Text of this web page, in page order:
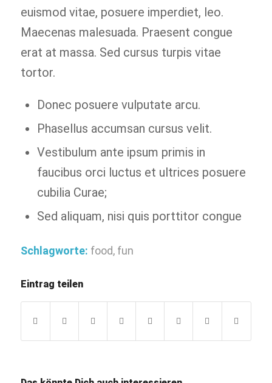
euismod vitae, posuere imperdiet, leo.
Maecenas malesuada. Praesent congue
erat at massa. Sed cursus turpis vitae
tortor.
Donec posuere vulputate arcu.
Phasellus accumsan cursus velit.
Vestibulum ante ipsum primis in
faucibus orci luctus et ultrices posuere
cubilia Curae;
Sed aliquam, nisi quis porttitor congue
Schlagworte: food, fun
Eintrag teilen